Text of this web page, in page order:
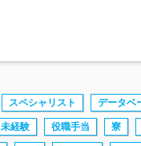
スペシャリスト データベ
未経験 役職手当 寮